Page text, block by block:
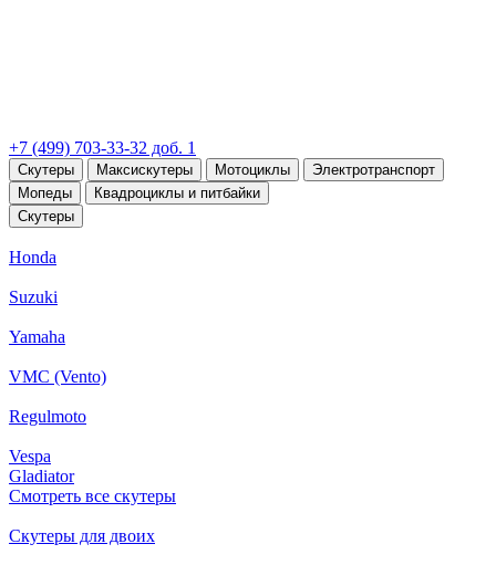
+7 (499) 703-33-32 доб. 1
Скутеры Максискутеры Мотоциклы
Электротранспорт
Мопеды
Квадроциклы и питбайки
Скутеры
Honda
Suzuki
Yamaha
VMC (Vento)
Regulmoto
Vespa
Gladiator
Смотреть все скутеры
Скутеры для двоих